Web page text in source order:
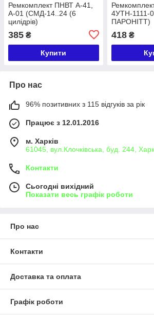
Ремкомплект ПНВТ А-41,
А-01 (СМД-14..24 (6
цилідрів)
385 ₴
Купити
4УТН-1111-
ПАРОНІТТ)
418₴
Про нас
96% позитивних з 115 відгуків за рік
Працює з 12.01.2016
м. Харків
61045, вул.Клочківська, буд. 244,
Контакти
Сьогодні вихідний
Показати весь графік роботи
Про нас
Контакти
Доставка та оплата
Графік роботи